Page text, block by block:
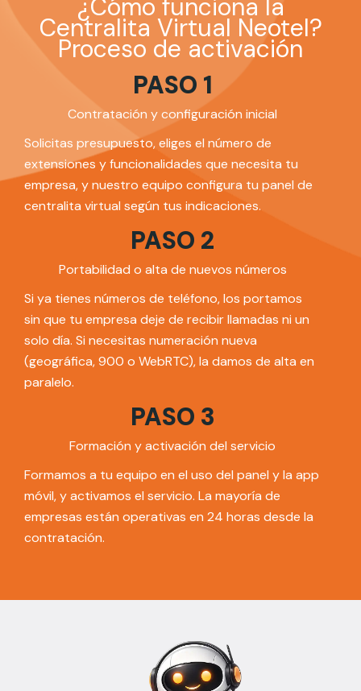
¿Cómo funciona la
Centralita Virtual Neotel?
Proceso de activación
PASO 1
Contratación y configuración inicial
Solicitas presupuesto, eliges el número de
extensiones y funcionalidades que necesita tu
empresa, y nuestro equipo configura tu panel de
centralita virtual según tus indicaciones.
PASO 2
Portabilidad o alta de nuevos números
Si ya tienes números de teléfono, los portamos
sin que tu empresa deje de recibir llamadas ni un
solo día. Si necesitas numeración nueva
(geográfica, 900 o WebRTC), la damos de alta en
paralelo.
PASO 3
Formación y activación del servicio
Formamos a tu equipo en el uso del panel y la app
móvil, y activamos el servicio. La mayoría de
empresas están operativas en 24 horas desde la
contratación.